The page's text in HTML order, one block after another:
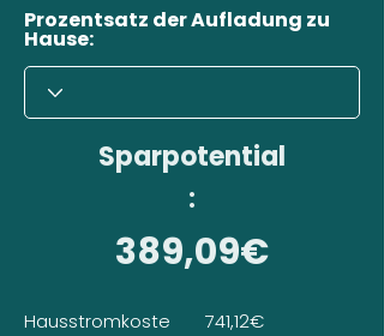
Prozentsatz der Aufladung zu
Hause:
Sparpotential
:
389,09€
Hausstromkoste
741,12€